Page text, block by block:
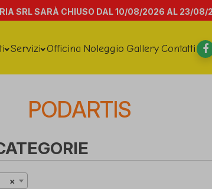
SRL SARÀ CHIUSO DAL 10/08/2026 AL 23/08/
Servizi Officina Noleggio Gallery Contatti
PODARTIS
×